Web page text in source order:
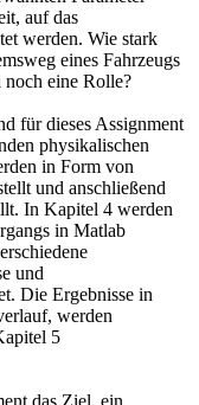
auf das
werden. Wie stark
eines Fahrzeugs
noch eine Rolle?
für dieses Assignment
physikalischen
in Form von
und anschließend
In Kapitel 4 werden
in Matlab
und
Die Ergebnisse in
werden
5
das Ziel, ein